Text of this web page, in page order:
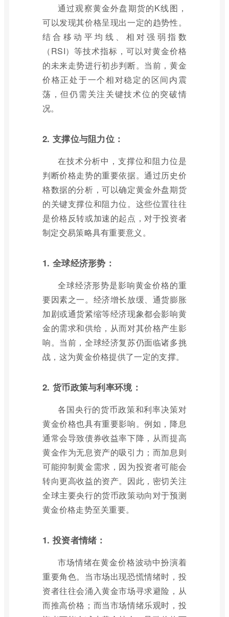
通过观察黄金外盘期货的K线图，
可以发现其价格呈现出一定的趋势性。
结合移动平均线、相对强弱指数
（RSI）等技术指标，可以对黄金价格
的未来走势进行初步判断。当前，黄金
价格正处于一个相对稳定的区间内震
荡，但仍需关注关键技术位的突破情
况。
2. 支撑位与阻力位：
在技术分析中，支撑位和阻力位是
判断价格走势的重要依据。通过历史价
格数据的分析，可以确定黄金外盘期货
的关键支撑位和阻力位。这些位置往往
是价格反转或加速的起点，对于投资者
制定交易策略具有重要意义。
1. 全球经济形势：
全球经济形势是影响黄金价格的重
要因素之一。经济增长放缓、通货膨胀
加剧或通货紧缩等经济现象都会影响黄
金的需求和供给，从而对其价格产生影
响。当前，全球经济复苏仍面临诸多挑
战，这为黄金价格提供了一定的支撑。
2. 货币政策与利率环境：
各国央行的货币政策和利率决策对
黄金价格也具有重要影响。例如，降息
通常会导致债券收益率下降，从而提高
黄金作为无息资产的吸引力；而加息则
可能抑制黄金需求，因为投资者可能会
转向更高收益的资产。因此，密切关注
全球主要央行的货币政策动向对于预测
黄金价格走势至关重要。
1. 投资者情绪：
市场情绪在黄金价格波动中扮演着
重要角色。当市场出现恐慌情绪时，投
资者往往会涌入黄金市场寻求避险，从
而推高价格；而当市场情绪乐观时，投